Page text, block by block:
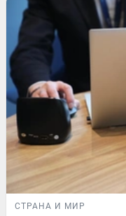
СТРАНА И МИР